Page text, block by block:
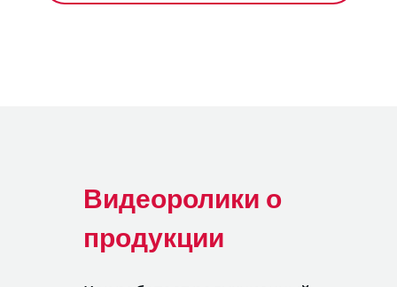
Видеоролики о
продукции